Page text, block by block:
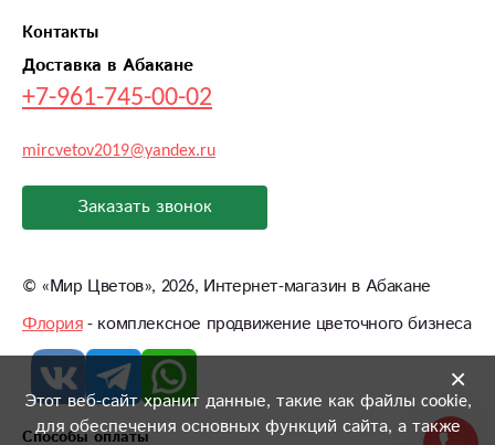
Этот веб-сайт хранит данные, такие как файлы cookie,
для обеспечения основных функций сайта, а также
×
Контакты
Доставка в Абакане
+7-961-745-00-02
mircvetov2019@yandex.ru
Заказать звонок
© «Мир Цветов», 2026, Интернет-магазин в Абакане
Флория- комплексное продвижение цветочного бизнеса
Способы оплаты